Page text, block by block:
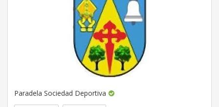
Paradela Sociedad Deportiva